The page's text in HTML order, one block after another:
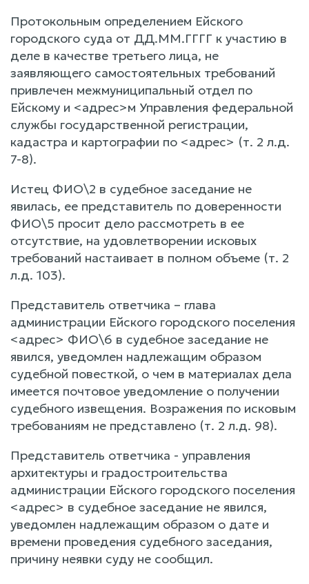
Протокольным определением Ейского
городского суда от ДД.ММ.ГГГГ к участию в
деле в качестве третьего лица, не
заявляющего самостоятельных требований
привлечен межмуниципальный отдел по
Ейскому и <адрес>м Управления федеральной
службы государственной регистрации,
кадастра и картографии по <адрес> (т. 2 л.д.
7-8).
Истец ФИО\2 в судебное заседание не
явилась, ее представитель по доверенности
ФИО\5 просит дело рассмотреть в ее
отсутствие, на удовлетворении исковых
требований настаивает в полном объеме (т. 2
л.д. 103).
Представитель ответчика – глава
администрации Ейского городского поселения
<адрес> ФИО\6 в судебное заседание не
явился, уведомлен надлежащим образом
судебной повесткой, о чем в материалах дела
имеется почтовое уведомление о получении
судебного извещения. Возражения по исковым
требованиям не представлено (т. 2 л.д. 98).
Представитель ответчика - управления
архитектуры и градостроительства
администрации Ейского городского поселения
<адрес> в судебное заседание не явился,
уведомлен надлежащим образом о дате и
времени проведения судебного заседания,
причину неявки суду не сообщил.